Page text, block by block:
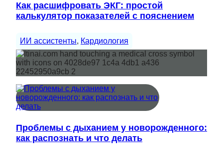
Как расшифровать ЭКГ: простой
калькулятор показателей с пояснением
ИИ ассистенты, Кардиология
Проблемы с дыханием у новорожденного:
как распознать и что делать